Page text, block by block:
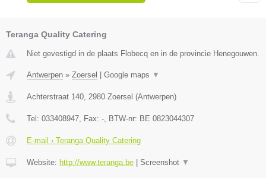
Teranga Quality Catering
Niet gevestigd in de plaats Flobecq en in de provincie Henegouwen.
Antwerpen » Zoersel Google maps ▼
Achterstraat 140 2980 Zoersel (Antwerpen)
Tel: 033408947 , Fax: - , BTW-nr: BE 0823044307
E-mail › Teranga Quality Catering
Website: http://www.teranga.be Screenshot ▼